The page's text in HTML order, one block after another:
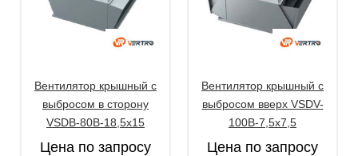
Вентилятор крышный с
выбросом в сторону
VSDB-80B-18,5х15
Цена по запросу
Вентилятор крышный с
выбросом вверх VSDV-
100B-7,5х7,5
Цена по запросу